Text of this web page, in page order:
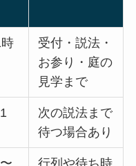
受付・説法・
お参り・庭の
見学まで
次の説法まで
待つ場合あり
行列や待ち時